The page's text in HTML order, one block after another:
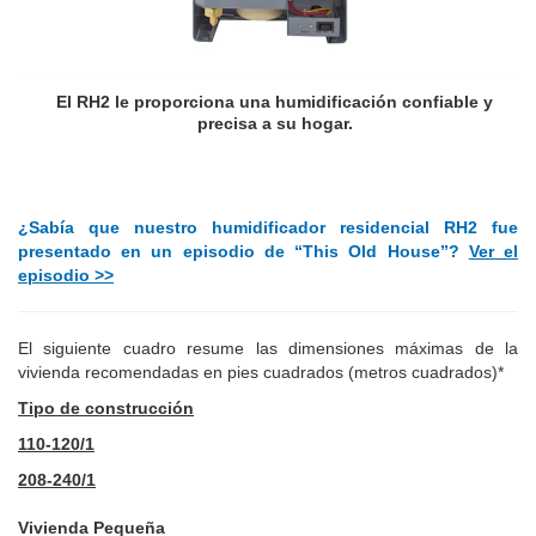
El RH2 le proporciona una humidificación confiable y
precisa a su hogar.
¿Sabía que nuestro humidificador residencial RH2 fue
presentado en un episodio de “This Old House”? Ver el
episodio >>
El siguiente cuadro resume las dimensiones máximas de la
vivienda recomendadas en pies cuadrados (metros cuadrados)*
Tipo de construcción
110-120/1
208-240/1
Vivienda Pequeña